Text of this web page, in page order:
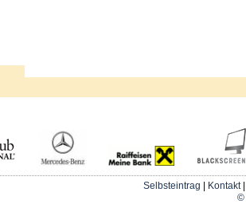
Selbsteintrag Kontakt
©